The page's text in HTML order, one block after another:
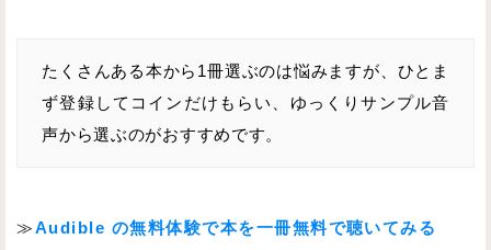
たくさんある本から1冊選ぶのは悩みますが、ひとま
ず登録してコインだけもらい、ゆっくりサンプル音
声から選ぶのがおすすめです。
≫Audible の無料体験で本を一冊無料で聴いてみる